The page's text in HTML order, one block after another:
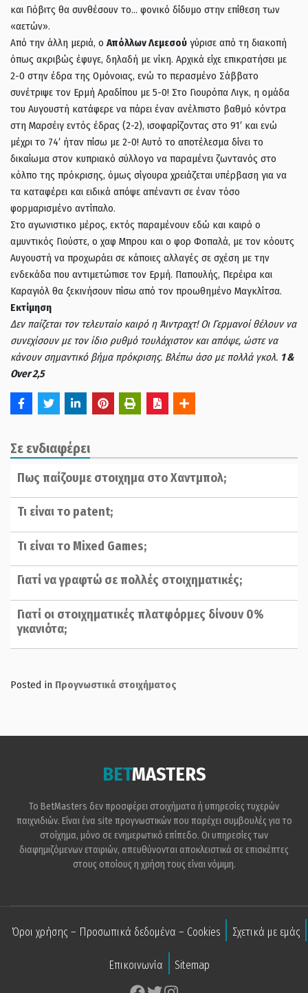
και Γιόβιτς θα συνθέσουν το… φονικό δίδυμο στην επίθεση των
«αετών».
Από την άλλη μεριά, ο Απόλλων Λεμεσού γύρισε από τη διακοπή
όπως ακριβώς έφυγε, δηλαδή με νίκη. Αρχικά είχε επικρατήσει με
2-0 στην έδρα της Ομόνοιας, ενώ το περασμένο Σάββατο
συνέτριψε τον Ερμή Αραδίπου με 5-0! Στο Γιουρόπα Λιγκ, η ομάδα
του Αυγουστή κατάφερε να πάρει έναν ανέλπιστο βαθμό κόντρα
στη Μαρσέιγ εντός έδρας (2-2), ισοφαρίζοντας στο 91′ και ενώ
μέχρι το 74′ ήταν πίσω με 2-0! Αυτό το αποτέλεσμα δίνει το
δικαίωμα στον κυπριακό σύλλογο να παραμένει ζωντανός στο
κόλπο της πρόκρισης, όμως σίγουρα χρειάζεται υπέρβαση για να
τα καταφέρει και ειδικά απόψε απέναντι σε έναν τόσο
φορμαρισμένο αντίπαλο.
Στο αγωνιστικο μέρος, εκτός παραμένουν εδώ και καιρό ο
αμυντικός Γιούστε, ο χαφ Μπρου και ο φορ Φοπαλά, με τον κόουτς
Αυγουστή να προχωράει σε κάποιες αλλαγές σε σχέση με την
ενδεκάδα που αντιμετώπισε τον Ερμή. Παπουλής, Περέιρα και
Καραγιόλ θα ξεκινήσουν πίσω από τον προωθημένο Μαγκλίτσα.
Εκτίμηση
Δεν παίζεται τον τελευταίο καιρό η Άιντραχτ! Οι Γερμανοί θέλουν να
συνεχίσουν με τον ίδιο ρυθμό τουλάχιστον και απόψε, ώστε να
κάνουν σημαντικό βήμα πρόκρισης. Βλέπω άσο με πολλά γκολ. 1 &
Over 2,5
Σε ενδιαφέρει
Πως παίζουμε στοιχημα στο Χαντμπολ;
Τι είναι το patent;
Τι είναι το Mixed Games;
Γιατί να γραφτώ σε πολλές στοιχηματικές;
Γιατί οι στοιχηματικές πλατφόρμες δίνουν 0%
γκανιότα;
Posted in Προγνωστικά στοιχήματος
BETMASTERS
Το BetMasters δεν προσφέρει στοιχήματα ή υπηρεσίες τυχερών
παιχνιδιών. Είναι ένα site προγνωστικών που παρέχει συμβουλές για το
στοίχημα, μόνο σε ενημερωτικό επίπεδο. Οι υπηρεσίες των
διαφημιζόμενων εταιριών, απευθύνονται αποκλειστικά σε επισκέπτες
στους οποίους η χρήση τους είναι νόμιμη.
Όροι χρήσης – Προσωπικά δεδομένα – Cookies Σχετικά με εμάς
Επικοινωνία Sitemap